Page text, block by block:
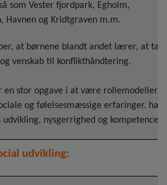
som Vester fjordpark, Egholm,
Havnen og Kridtgraven m.m.
at børnene blandt andet lærer, at
venskab til konflikthåndtering.
en stor opgave i at være rollemodeller,
og følelsesmæssige erfaringer.
nysgerrighed og kompetencer.
udvikling: